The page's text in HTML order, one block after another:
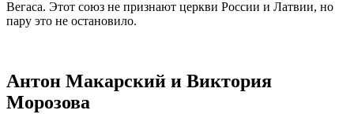
Вегаса. Этот союз не признают церкви России и Латвии, но
пару это не остановило.
Антон Макарский и Виктория
Морозова